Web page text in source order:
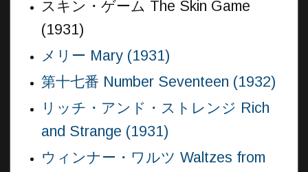
スキン・ゲーム The Skin Game
(1931)
メリー Mary (1931)
第十七番 Number Seventeen (1932)
リッチ・アンド・ストレンジ Rich
and Strange (1931)
ウィンナー・ワルツ Waltzes from